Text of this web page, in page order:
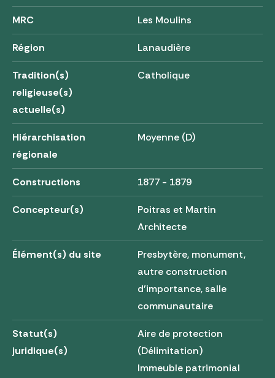
MRC Les Moulins
Région Lanaudière
Tradition(s)
religieuse(s)
actuelle(s)
Catholique
Hiérarchisation
régionale
Moyenne (D)
Constructions 1877 - 1879
Concepteur(s)
Poitras et Martin
Architecte
Élément(s) du site
Presbytère, monument,
autre construction
d'importance, salle
communautaire
Statut(s)
juridique(s)
Aire de protection
(Délimitation)
Immeuble patrimonial